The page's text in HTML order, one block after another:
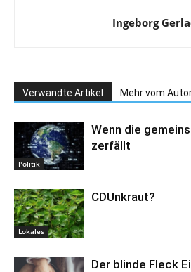
Ingeborg
Verwandte Artikel Mehr vom
Politik
Wenn die
zerfällt
Lokales
CDUnkraut?
Der blinde Fleck